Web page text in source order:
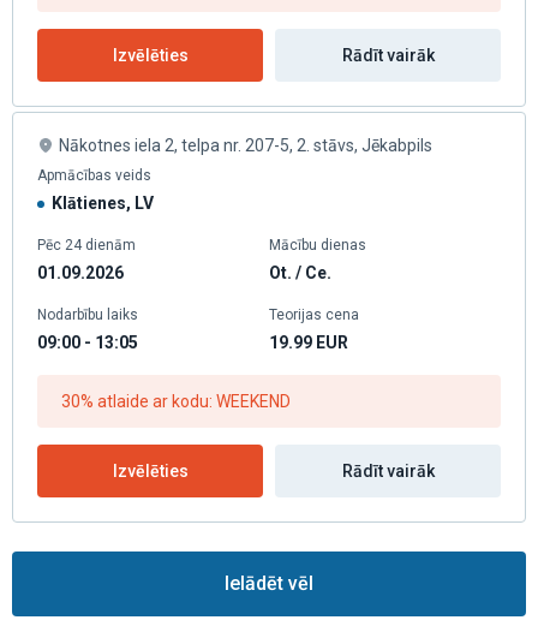
Izvēlēties Rādīt vairāk
Nākotnes iela 2, telpa nr. 207-5, 2. stāvs, Jēkabpils
Apmācības veids
Klātienes, LV
Pēc 24 dienām
01.09.2026
Mācību dienas
Ot. / Ce.
Nodarbību laiks
09:00 - 13:05
Teorijas cena
19.99 EUR
30% atlaide ar kodu: WEEKEND
Izvēlēties Rādīt vairāk
Ielādēt vēl